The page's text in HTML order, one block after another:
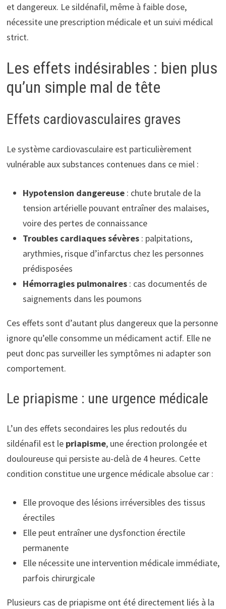
et dangereux. Le sildénafil, même à faible dose,
nécessite une prescription médicale et un suivi médical
strict.
Les effets indésirables : bien plus
qu’un simple mal de tête
Effets cardiovasculaires graves
Le système cardiovasculaire est particulièrement
vulnérable aux substances contenues dans ce miel :
Hypotension dangereuse: chute brutale de la
tension artérielle pouvant entraîner des malaises,
voire des pertes de connaissance
Troubles cardiaques sévères: palpitations,
arythmies, risque d’infarctus chez les personnes
prédisposées
Hémorragies pulmonaires: cas documentés de
saignements dans les poumons
Ces effets sont d’autant plus dangereux que la personne
ignore qu’elle consomme un médicament actif. Elle ne
peut donc pas surveiller les symptômes ni adapter son
comportement.
Le priapisme : une urgence médicale
L’un des effets secondaires les plus redoutés du
sildénafil est le priapisme, une érection prolongée et
douloureuse qui persiste au-delà de 4 heures. Cette
condition constitue une urgence médicale absolue car :
Elle provoque des lésions irréversibles des tissus
érectiles
Elle peut entraîner une dysfonction érectile
permanente
Elle nécessite une intervention médicale immédiate,
parfois chirurgicale
Plusieurs cas de priapisme ont été directement liés à la